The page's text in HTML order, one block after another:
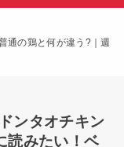
通の鶏と何が違う?｜週
ンタオチキン
読みたい！ベ